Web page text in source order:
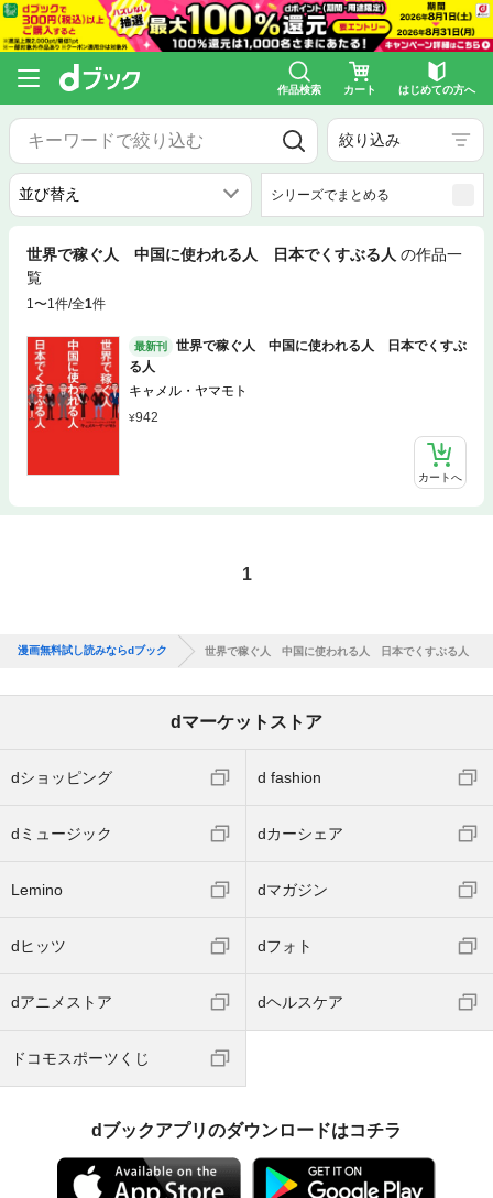
作品検索 カート はじめての方へ
絞り込み
シリーズでまとめる
世界で稼ぐ人 中国に使われる人 日本でくすぶる人 の作品一
覧
1〜1件/全1件
最新刊
世界で稼ぐ人 中国に使われる人 日本でくすぶ
る人
キャメル・ヤマモト
942
カートへ
1
漫画無料試し読みならdブック 世界で稼ぐ人 中国に使われる人 日本でくすぶる人
dマーケットストア
dショッピング d fashion
dミュージック dカーシェア
Lemino dマガジン
dヒッツ dフォト
dアニメストア dヘルスケア
ドコモスポーツくじ
dブックアプリのダウンロードはコチラ